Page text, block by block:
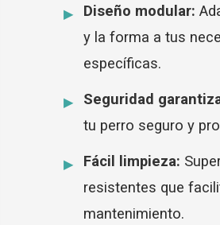
Diseño modular:
y la forma a tus
específicas.
Seguridad
tu perro seguro y
Fácil limpieza:
resistentes que
mantenimiento.